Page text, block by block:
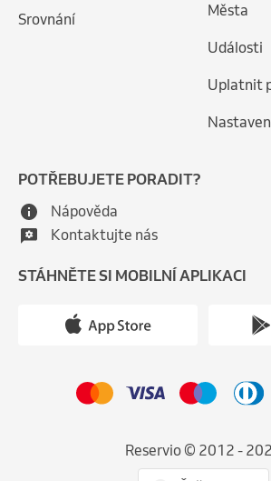
Srovnání Města
Události
Uplatnit
POTŘEBUJETE PORADIT?
Nápověda
Kontaktujte nás
STÁHNĚTE SI MOBILNÍ APLIKACI
Reservio © 2012 -